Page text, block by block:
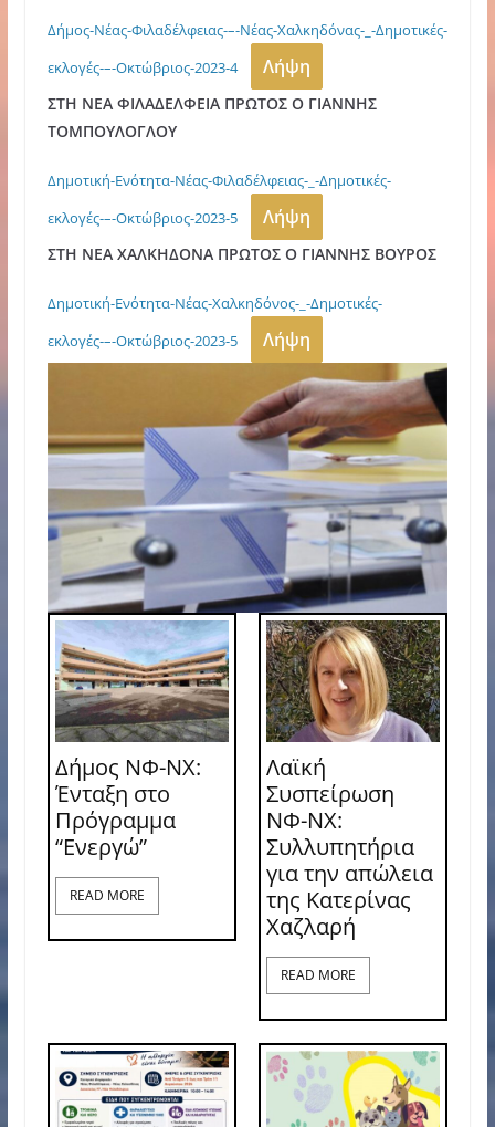
Δήμος-Νέας-Φιλαδέλφειας-–-Νέας-Χαλκηδόνας-_-Δημοτικές-
εκλογές-–-Οκτώβριος-2023-4
Λήψη
ΣΤΗ ΝΕΑ ΦΙΛΑΔΕΛΦΕΙΑ ΠΡΩΤΟΣ Ο ΓΙΑΝΝΗΣ
ΤΟΜΠΟΥΛΟΓΛΟΥ
Δημοτική-Ενότητα-Νέας-Φιλαδέλφειας-_-Δημοτικές-
εκλογές-–-Οκτώβριος-2023-5
Λήψη
ΣΤΗ ΝΕΑ ΧΑΛΚΗΔΟΝΑ ΠΡΩΤΟΣ Ο ΓΙΑΝΝΗΣ ΒΟΥΡΟΣ
Δημοτική-Ενότητα-Νέας-Χαλκηδόνος-_-Δημοτικές-
εκλογές-–-Οκτώβριος-2023-5
Λήψη
Δήμος ΝΦ-ΝΧ:
Ένταξη στο
Πρόγραμμα
“Ενεργώ”
READ MORE
Λαϊκή
Συσπείρωση
ΝΦ-ΝΧ:
Συλλυπητήρια
για την απώλεια
της Κατερίνας
Χαζλαρή
READ MORE